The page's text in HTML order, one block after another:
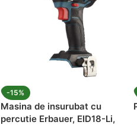
-15%
Masina de insurubat cu
percutie Erbauer, EID18-Li,